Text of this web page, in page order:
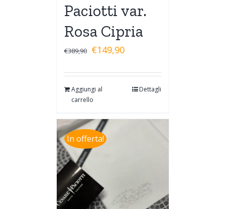
Paciotti var.
Rosa Cipria
€389,90 €149,90
Aggiungi al
carrello
Dettagli
In offerta!